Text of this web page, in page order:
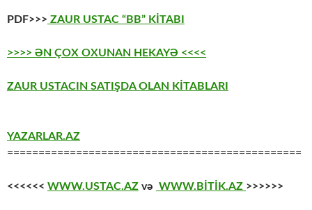
PDF>>> ZAUR USTAC “BB” KİTABI
>>>> ƏN ÇOX OXUNAN HEKAYƏ <<<<
ZAUR USTACIN SATIŞDA OLAN KİTABLARI
YAZARLAR.AZ
===============================================
<<<<<< WWW.USTAC.AZ və WWW.BİTİK.AZ >>>>>>